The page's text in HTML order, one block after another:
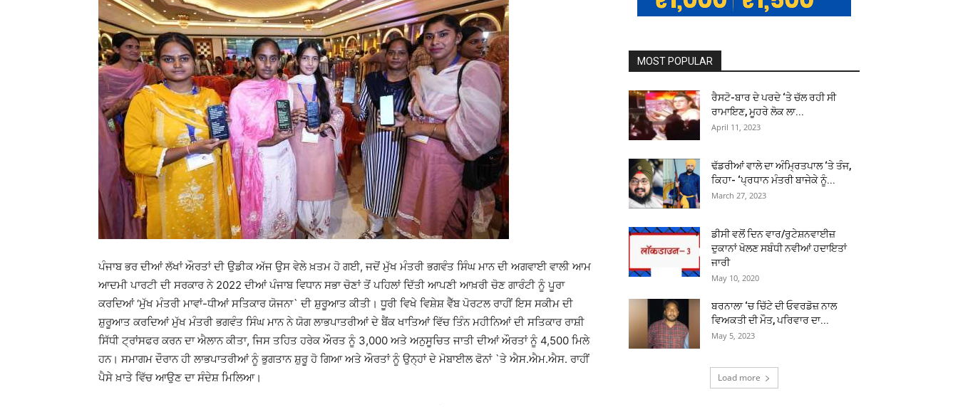
ਪੰਜਾਬ ਭਰ ਦੀਆਂ ਲੱਖਾਂ ਔਰਤਾਂ ਦੀ ਉਡੀਕ ਅੱਜ ਉਸ ਵੇਲੇ ਖ਼ਤਮ ਹੋ ਗਈ, ਜਦੋਂ ਮੁੱਖ ਮੰਤਰੀ ਭਗਵੰਤ ਸਿੰਘ ਮਾਨ ਦੀ ਅਗਵਾਈ ਵਾਲੀ ਆਮ
ਆਦਮੀ ਪਾਰਟੀ ਦੀ ਸਰਕਾਰ ਨੇ 2022 ਦੀਆਂ ਪੰਜਾਬ ਵਿਧਾਨ ਸਭਾ ਚੋਣਾਂ ਤੋਂ ਪਹਿਲਾਂ ਦਿੱਤੀ ਆਪਣੀ ਆਖ਼ਰੀ ਚੋਣ ਗਾਰੰਟੀ ਨੂੰ ਪੂਰਾ
ਕਰਦਿਆਂ ‘ਮੁੱਖ ਮੰਤਰੀ ਮਾਵਾਂ-ਧੀਆਂ ਸਤਿਕਾਰ ਯੋਜਨਾ` ਦੀ ਸ਼ੁਰੂਆਤ ਕੀਤੀ। ਧੂਰੀ ਵਿਖੇ ਵਿਸ਼ੇਸ਼ ਵੈੱਬ ਪੋਰਟਲ ਰਾਹੀਂ ਇਸ ਸਕੀਮ ਦੀ
ਸ਼ੁਰੂਆਤ ਕਰਦਿਆਂ ਮੁੱਖ ਮੰਤਰੀ ਭਗਵੰਤ ਸਿੰਘ ਮਾਨ ਨੇ ਯੋਗ ਲਾਭਪਾਤਰੀਆਂ ਦੇ ਬੈਂਕ ਖਾਤਿਆਂ ਵਿੱਚ ਤਿੰਨ ਮਹੀਨਿਆਂ ਦੀ ਸਤਿਕਾਰ ਰਾਸ਼ੀ
ਸਿੱਧੀ ਟ੍ਰਾਂਸਫਰ ਕਰਨ ਦਾ ਐਲਾਨ ਕੀਤਾ, ਜਿਸ ਤਹਿਤ ਹਰੇਕ ਔਰਤ ਨੂੰ 3,000 ਅਤੇ ਅਨੁਸੂਚਿਤ ਜਾਤੀ ਦੀਆਂ ਔਰਤਾਂ ਨੂੰ 4,500 ਮਿਲੇ
ਹਨ। ਸਮਾਗਮ ਦੌਰਾਨ ਹੀ ਲਾਭਪਾਤਰੀਆਂ ਨੂੰ ਭੁਗਤਾਨ ਸ਼ੁਰੂ ਹੋ ਗਿਆ ਅਤੇ ਔਰਤਾਂ ਨੂੰ ਉਨ੍ਹਾਂ ਦੇ ਮੋਬਾਈਲ ਫੋਨਾਂ `ਤੇ ਐਸ.ਐਮ.ਐਸ. ਰਾਹੀਂ
ਪੈਸੇ ਖ਼ਾਤੇ ਵਿੱਚ ਆਉਣ ਦਾ ਸੰਦੇਸ਼ ਮਿਲਿਆ।
MOST POPULAR
ਰੈਸਟੋ-ਬਾਰ ਦੇ ਪਰਦੇ ‘ਤੇ ਚੱਲ ਰਹੀ ਸੀ
ਰਾਮਾਇਣ, ਮੂਹਰੇ ਲੋਕ ਲਾ...
April 11, 2023
ਢੱਡਰੀਆਂ ਵਾਲੇ ਦਾ ਅੰਮ੍ਰਿਤਪਾਲ ‘ਤੇ ਤੰਜ,
ਕਿਹਾ- ‘ਪ੍ਰਧਾਨ ਮੰਤਰੀ ਬਾਜੇਕੇ ਨੂੰ...
March 27, 2023
ਡੀਸੀ ਵਲੋਂ ਦਿਨ ਵਾਰ/ਰੁਟੇਸ਼ਨਵਾਈਜ਼
ਦੁਕਾਨਾਂ ਖੋਲਣ ਸਬੰਧੀ ਨਵੀਆਂ ਹਦਾਇਤਾਂ
ਜਾਰੀ
May 10, 2020
ਬਰਨਾਲਾ ‘ਚ ਚਿੱਟੇ ਦੀ ਓਵਰਡੋਜ਼ ਨਾਲ
ਵਿਅਕਤੀ ਦੀ ਮੌਤ, ਪਰਿਵਾਰ ਦਾ...
May 5, 2023
Load more